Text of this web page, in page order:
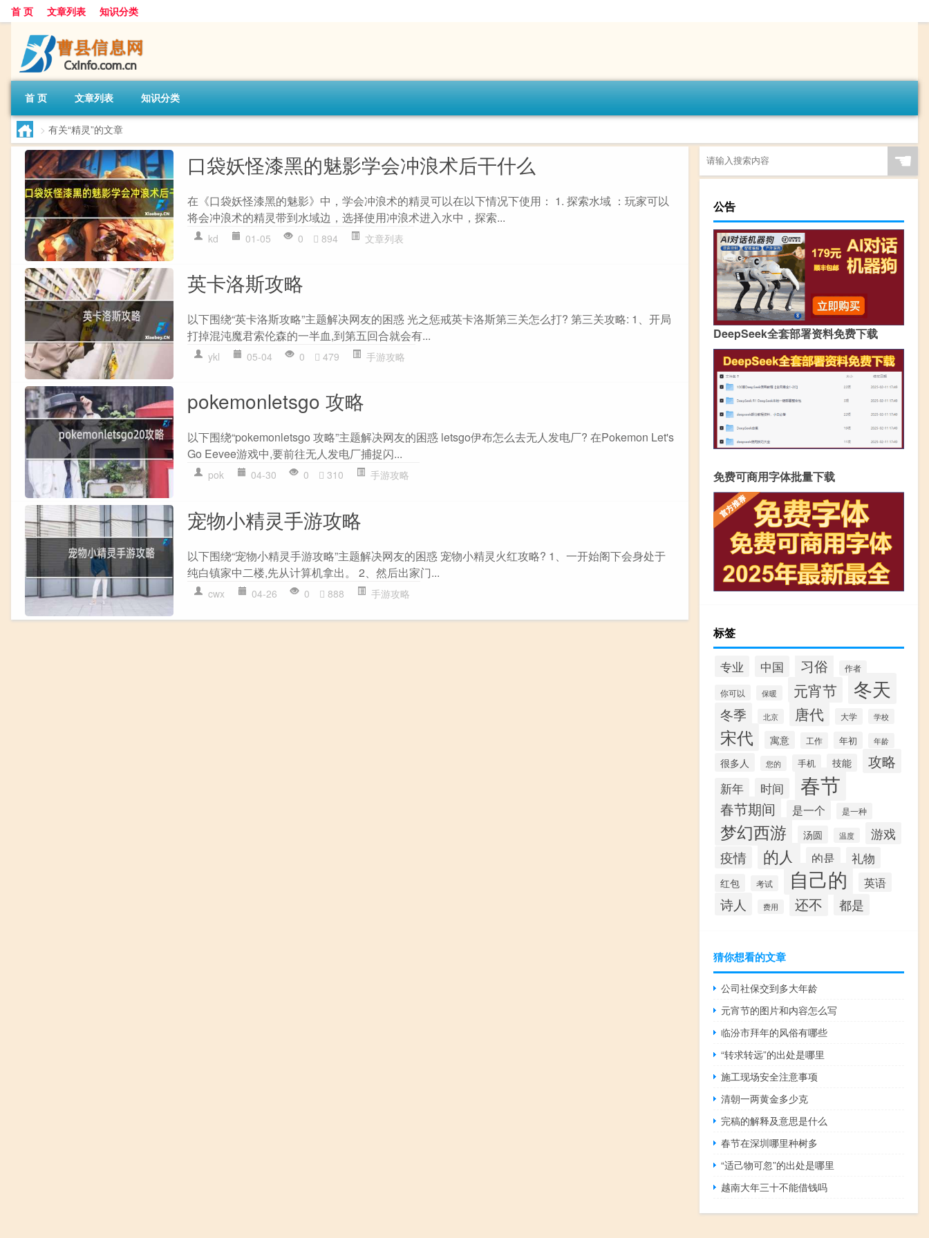
首 页 文章列表 知识分类
首 页 文章列表 知识分类
> 有关“精灵”的文章
口袋妖怪漆黑的魅影学会冲浪术后干什么
在《口袋妖怪漆黑的魅影》中，学会冲浪术的精灵可以在以下情况下使用： 1. 探索水域 ：玩家可以
将会冲浪术的精灵带到水域边，选择使用冲浪术进入水中，探索...
kd 01-05 0 894 文章列表
英卡洛斯攻略
以下围绕“英卡洛斯攻略”主题解决网友的困惑 光之惩戒英卡洛斯第三关怎么打? 第三关攻略: 1、开局
打掉混沌魔君索伦森的一半血,到第五回合就会有...
ykl 05-04 0 479 手游攻略
pokemonletsgo 攻略
以下围绕“pokemonletsgo 攻略”主题解决网友的困惑 letsgo伊布怎么去无人发电厂? 在Pokemon Let's
Go Eevee游戏中,要前往无人发电厂捕捉闪...
pok 04-30 0 310 手游攻略
宠物小精灵手游攻略
以下围绕“宠物小精灵手游攻略”主题解决网友的困惑 宠物小精灵火红攻略? 1、一开始阁下会身处于
纯白镇家中二楼,先从计算机拿出。 2、然后出家门...
cwx 04-26 0 888 手游攻略
☚
公告
DeepSeek全套部署资料免费下载
免费可商用字体批量下载
标签
专业 中国 习俗 作者
你可以 保暖 元宵节 冬天
冬季 北京 唐代 大学 学校
宋代 寓意 工作 年初 年龄
很多人 您的 手机 技能 攻略
新年 时间 春节
春节期间 是一个 是一种
梦幻西游 汤圆 温度
游戏
疫情
的人 的是 礼物
红包 考试 自己的 英语
诗人 费用 还不 都是
猜你想看的文章
公司社保交到多大年龄
元宵节的图片和内容怎么写
临汾市拜年的风俗有哪些
“转求转远”的出处是哪里
施工现场安全注意事项
清朝一两黄金多少克
完稿的解释及意思是什么
春节在深圳哪里种树多
“适己物可忽”的出处是哪里
越南大年三十不能借钱吗